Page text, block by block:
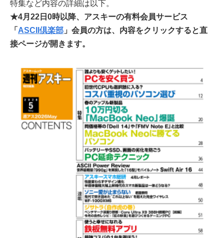
特集など内容の詳細は以下。
★4月22日0時以降、アスキーの有料会員サービス
「 ASCII倶楽部 」会員の方は、内容をクリックすると直
接ページが開きます。